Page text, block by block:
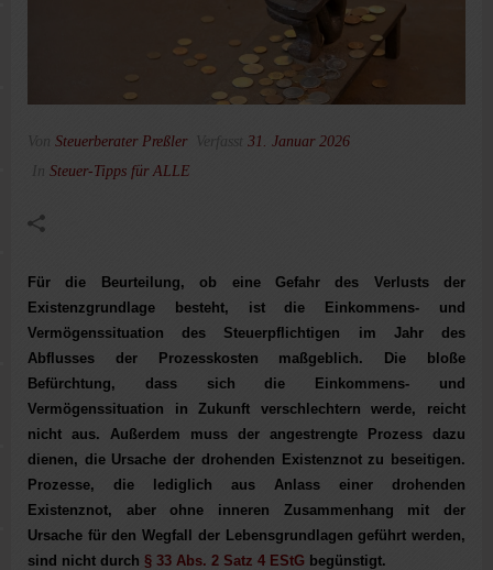
Von Steuerberater Preßler Verfasst 31. Januar 2026
In Steuer-Tipps für ALLE
Für die Beurteilung, ob eine Gefahr des Verlusts der
Existenzgrundlage besteht, ist die Einkommens- und
Vermögenssituation des Steuerpflichtigen im Jahr des
Abflusses der Prozesskosten maßgeblich. Die bloße
Befürchtung, dass sich die Einkommens- und
Vermögenssituation in Zukunft verschlechtern werde, reicht
nicht aus. Außerdem muss der angestrengte Prozess dazu
dienen, die Ursache der drohenden Existenznot zu beseitigen.
Prozesse, die lediglich aus Anlass einer drohenden
Existenznot, aber ohne inneren Zusammenhang mit der
Ursache für den Wegfall der Lebensgrundlagen geführt werden,
sind nicht durch § 33 Abs. 2 Satz 4 EStG begünstigt.